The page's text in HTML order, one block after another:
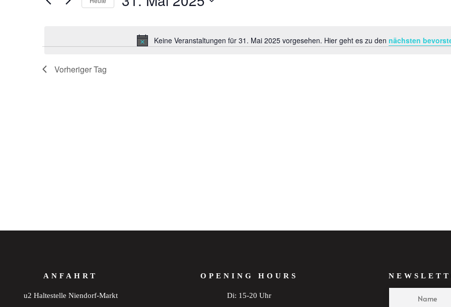
für
2025
Hinweis
Keine Veranstaltungen für 31. Mai 2025 vorgesehen. Hier geht es zu den nächsten
Vorheriger Tag
ANFAHRT
u2 Haltestelle Niendorf-Markt
OPENING HOURS
Di: 15-20 Uhr